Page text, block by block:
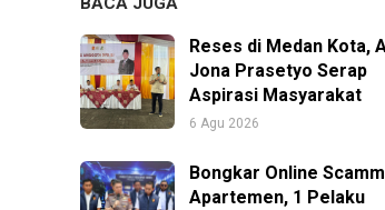
Reses di Medan Kota,
Jona Prasetyo Serap
Aspirasi Masyarakat
6 Agu 2026
Bongkar Online
Apartemen, 1 Pelaku